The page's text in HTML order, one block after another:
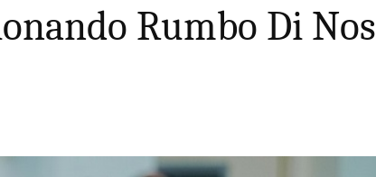
Rumbo Di Nos